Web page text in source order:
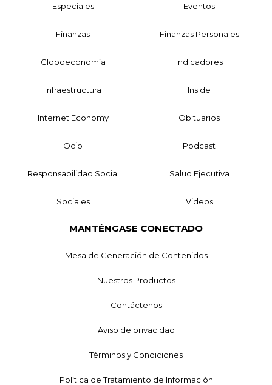
Especiales Eventos
Finanzas Finanzas Personales
Globoeconomía Indicadores
Infraestructura Inside
Internet Economy Obituarios
Ocio Podcast
Responsabilidad Social Salud Ejecutiva
Sociales Videos
MANTÉNGASE CONECTADO
Mesa de Generación de Contenidos
Nuestros Productos
Contáctenos
Aviso de privacidad
Términos y Condiciones
Política de Tratamiento de Información